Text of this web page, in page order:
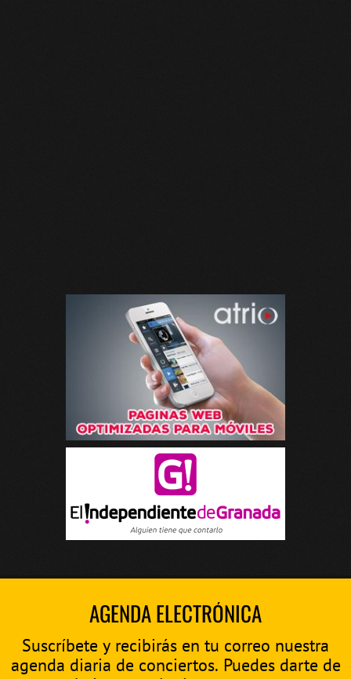
AGENDA ELECTRÓNICA
Suscríbete y recibirás en tu correo nuestra
agenda diaria de conciertos. Puedes darte de